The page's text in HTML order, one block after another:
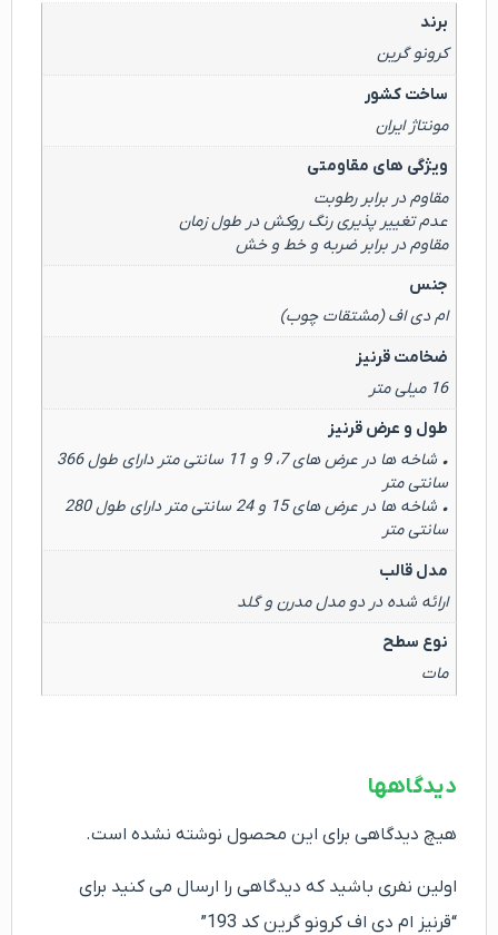
برند
کرونو گرین
ساخت کشور
مونتاژ ایران
ویژگی های مقاومتی
مقاوم در برابر رطوبت
عدم تغییر پذیری رنگ روکش در طول زمان
مقاوم در برابر ضربه و خط و خش
جنس
ام دی اف (مشتقات چوب)
ضخامت قرنیز
16 میلی متر
طول و عرض قرنیز
• شاخه ها در عرض های 7، 9 و 11 سانتی متر دارای طول 366
سانتی متر
• شاخه ها در عرض های 15 و 24 سانتی متر دارای طول 280
سانتی متر
مدل قالب
ارائه شده در دو مدل مدرن و گلد
نوع سطح
مات
دیدگاهها
هیچ دیدگاهی برای این محصول نوشته نشده است.
اولین نفری باشید که دیدگاهی را ارسال می کنید برای
“قرنیز ام دی اف کرونو گرین کد 193”